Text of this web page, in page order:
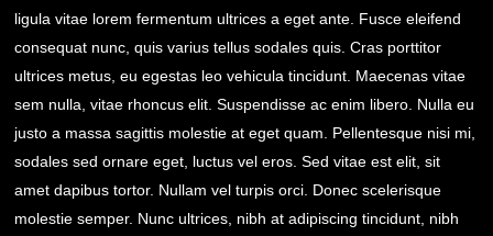
ligula vitae lorem fermentum ultrices a eget ante. Fusce eleifend
consequat nunc, quis varius tellus sodales quis. Cras porttitor
ultrices metus, eu egestas leo vehicula tincidunt. Maecenas vitae
sem nulla, vitae rhoncus elit. Suspendisse ac enim libero. Nulla eu
justo a massa sagittis molestie at eget quam. Pellentesque nisi mi,
sodales sed ornare eget, luctus vel eros. Sed vitae est elit, sit
amet dapibus tortor. Nullam vel turpis orci. Donec scelerisque
molestie semper. Nunc ultrices, nibh at adipiscing tincidunt, nibh